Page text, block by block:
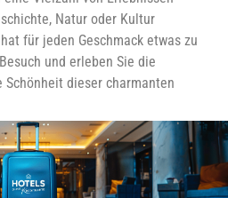
Natur oder Kultur
für jeden Geschmack etwas zu
und erleben Sie die
dieser charmanten